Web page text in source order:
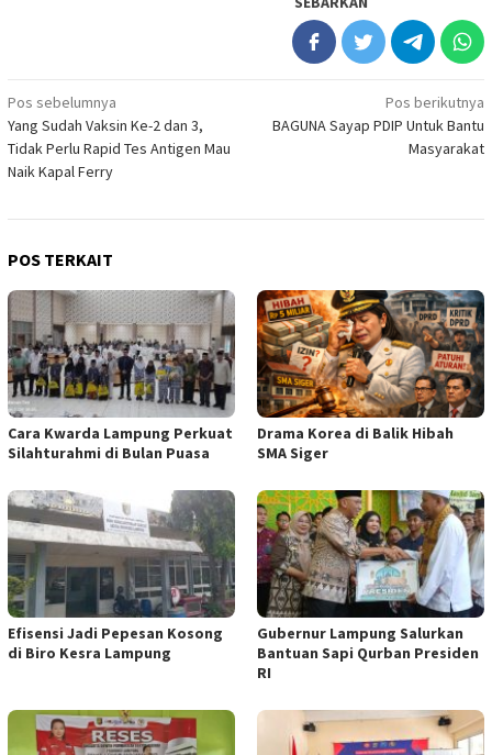
Navigasi
pos
Pos sebelumnya
Yang Sudah Vaksin Ke-2 dan 3,
Tidak Perlu Rapid Tes Antigen Mau
Naik Kapal Ferry
Pos berikutnya
BAGUNA Sayap PDIP Untuk Bantu
Masyarakat
POS TERKAIT
Cara Kwarda Lampung Perkuat
Silahturahmi di Bulan Puasa
Drama Korea di Balik Hibah
SMA Siger
Efisensi Jadi Pepesan Kosong
di Biro Kesra Lampung
Gubernur Lampung Salurkan
Bantuan Sapi Qurban Presiden
RI